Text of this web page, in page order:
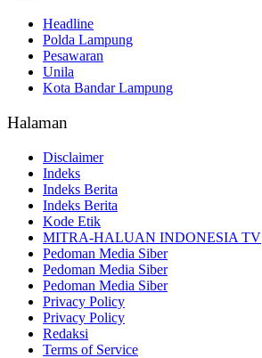
Headline
Polda Lampung
Pesawaran
Unila
Kota Bandar Lampung
Halaman
Disclaimer
Indeks
Indeks Berita
Indeks Berita
Kode Etik
MITRA-HALUAN INDONESIA TV
Pedoman Media Siber
Pedoman Media Siber
Pedoman Media Siber
Privacy Policy
Privacy Policy
Redaksi
Terms of Service